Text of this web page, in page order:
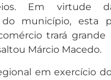
Em virtude
do município, esta
trará
Márcio Macedo.
em exercício